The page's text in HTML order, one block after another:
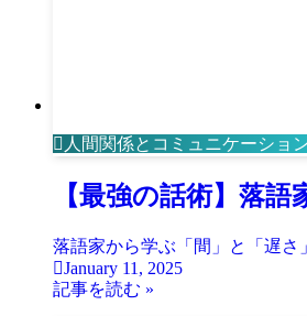
人間関係とコミュニケーショ
【最強の話術】落
落語家から学ぶ「間」と「遅さ
January 11, 2025